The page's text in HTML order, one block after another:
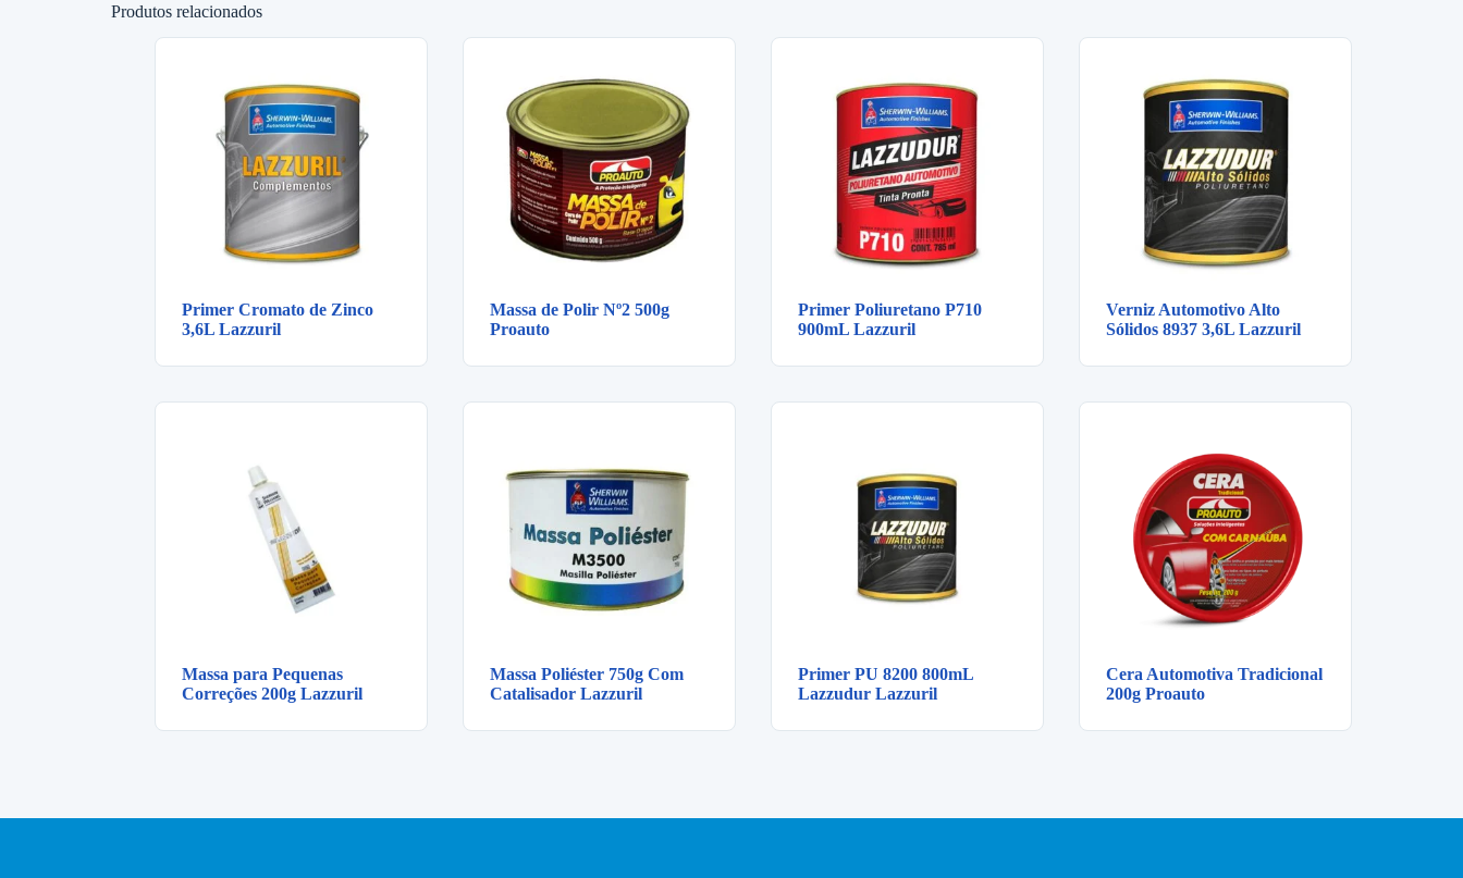
Produtos relacionados
Primer Cromato de Zinco
3,6L Lazzuril
Massa de Polir Nº2 500g
Proauto
Primer Poliuretano P710
900mL Lazzuril
Verniz Automotivo Alto
Sólidos 8937 3,6L Lazzuril
Massa para Pequenas
Correções 200g Lazzuril
Massa Poliéster 750g Com
Catalisador Lazzuril
Primer PU 8200 800mL
Lazzudur Lazzuril
Cera Automotiva Tradicional
200g Proauto